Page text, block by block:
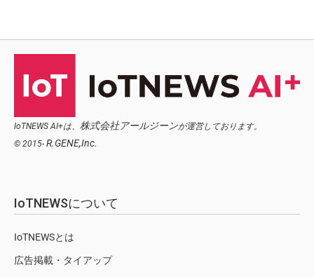
IoTNEWS AI+は、 株式会社アールジーンが運営しております。
© 2015- R.GENE,Inc.
IoTNEWSについて
IoTNEWSとは
広告掲載・タイアップ